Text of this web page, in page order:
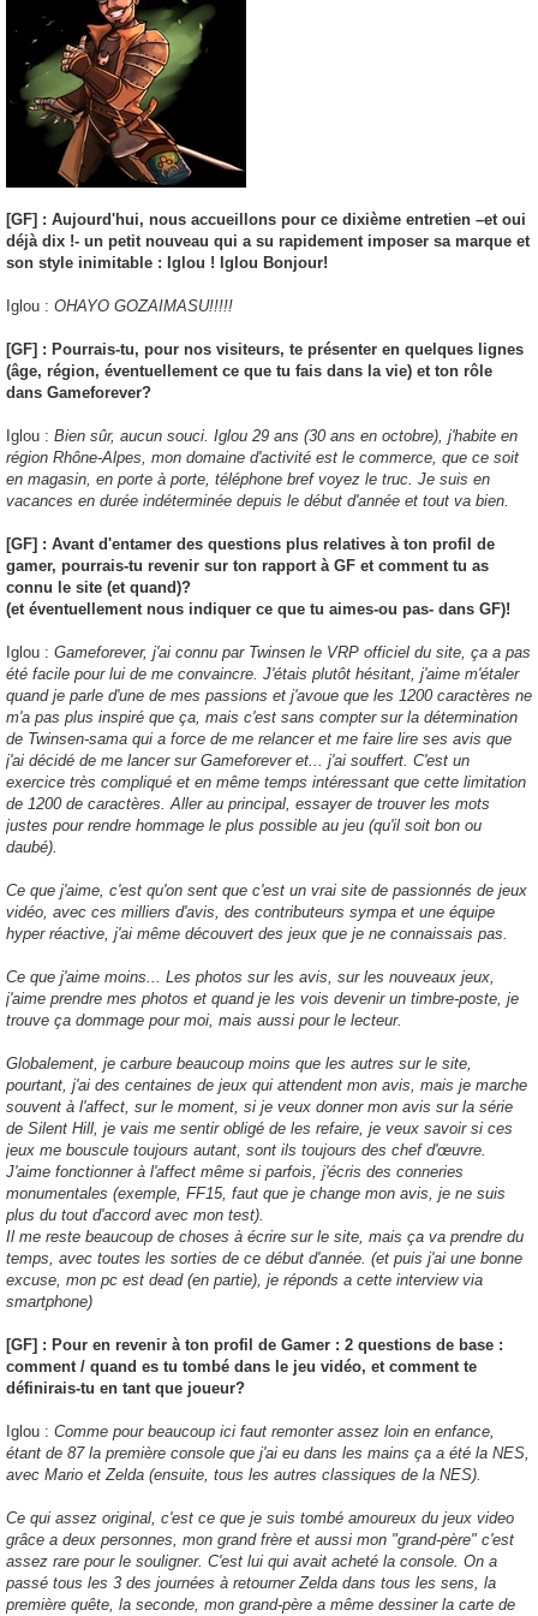
[GF] : Aujourd'hui, nous accueillons pour ce dixième entretien –et oui
déjà dix !- un petit nouveau qui a su rapidement imposer sa marque et
son style inimitable : Iglou ! Iglou Bonjour!
Iglou : OHAYO GOZAIMASU!!!!!
[GF] : Pourrais-tu, pour nos visiteurs, te présenter en quelques lignes
(âge, région, éventuellement ce que tu fais dans la vie) et ton rôle
dans Gameforever?
Iglou : Bien sûr, aucun souci. Iglou 29 ans (30 ans en octobre), j'habite en
région Rhône-Alpes, mon domaine d'activité est le commerce, que ce soit
en magasin, en porte à porte, téléphone bref voyez le truc. Je suis en
vacances en durée indéterminée depuis le début d'année et tout va bien.
[GF] : Avant d'entamer des questions plus relatives à ton profil de
gamer, pourrais-tu revenir sur ton rapport à GF et comment tu as
connu le site (et quand)?
(et éventuellement nous indiquer ce que tu aimes-ou pas- dans GF)!
Iglou : Gameforever, j'ai connu par Twinsen le VRP officiel du site, ça a pas
été facile pour lui de me convaincre. J'étais plutôt hésitant, j'aime m'étaler
quand je parle d'une de mes passions et j'avoue que les 1200 caractères ne
m'a pas plus inspiré que ça, mais c'est sans compter sur la détermination
de Twinsen-sama qui a force de me relancer et me faire lire ses avis que
j'ai décidé de me lancer sur Gameforever et... j'ai souffert. C'est un
exercice très compliqué et en même temps intéressant que cette limitation
de 1200 de caractères. Aller au principal, essayer de trouver les mots
justes pour rendre hommage le plus possible au jeu (qu'il soit bon ou
daubé).
Ce que j'aime, c'est qu'on sent que c'est un vrai site de passionnés de jeux
vidéo, avec ces milliers d'avis, des contributeurs sympa et une équipe
hyper réactive, j'ai même découvert des jeux que je ne connaissais pas.
Ce que j'aime moins... Les photos sur les avis, sur les nouveaux jeux,
j'aime prendre mes photos et quand je les vois devenir un timbre-poste, je
trouve ça dommage pour moi, mais aussi pour le lecteur.
Globalement, je carbure beaucoup moins que les autres sur le site,
pourtant, j'ai des centaines de jeux qui attendent mon avis, mais je marche
souvent à l'affect, sur le moment, si je veux donner mon avis sur la série
de Silent Hill, je vais me sentir obligé de les refaire, je veux savoir si ces
jeux me bouscule toujours autant, sont ils toujours des chef d'œuvre.
J'aime fonctionner à l'affect même si parfois, j'écris des conneries
monumentales (exemple, FF15, faut que je change mon avis, je ne suis
plus du tout d'accord avec mon test).
Il me reste beaucoup de choses à écrire sur le site, mais ça va prendre du
temps, avec toutes les sorties de ce début d'année. (et puis j'ai une bonne
excuse, mon pc est dead (en partie), je réponds a cette interview via
smartphone)
[GF] : Pour en revenir à ton profil de Gamer : 2 questions de base :
comment / quand es tu tombé dans le jeu vidéo, et comment te
définirais-tu en tant que joueur?
Iglou : Comme pour beaucoup ici faut remonter assez loin en enfance,
étant de 87 la première console que j'ai eu dans les mains ça a été la NES,
avec Mario et Zelda (ensuite, tous les autres classiques de la NES).
Ce qui assez original, c'est ce que je suis tombé amoureux du jeux video
grâce a deux personnes, mon grand frère et aussi mon "grand-père" c'est
assez rare pour le souligner. C'est lui qui avait acheté la console. On a
passé tous les 3 des journées à retourner Zelda dans tous les sens, la
première quête, la seconde, mon grand-père a même dessiner la carte de